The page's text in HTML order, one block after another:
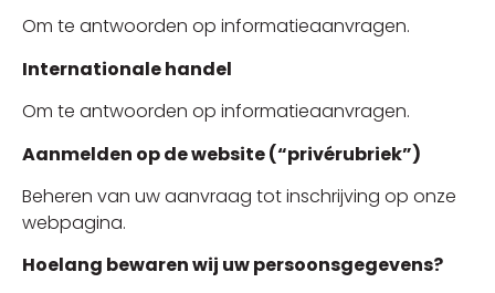
Om te antwoorden op informatieaanvragen.
Internationale handel
Om te antwoorden op informatieaanvragen.
Aanmelden op de website (“privérubriek”)
Beheren van uw aanvraag tot inschrijving op onze
webpagina.
Hoelang bewaren wij uw persoonsgegevens?